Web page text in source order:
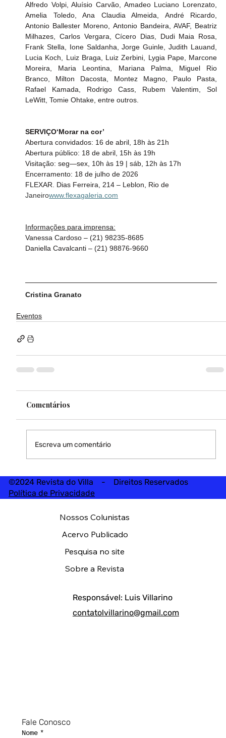
Alfredo Volpi, Aluísio Carvão, Amadeo Luciano Lorenzato,
Amelia Toledo, Ana Claudia Almeida, André Ricardo,
Antonio Ballester Moreno, Antonio Bandeira, AVAF, Beatriz
Milhazes, Carlos Vergara, Cícero Dias, Dudi Maia Rosa,
Frank Stella, Ione Saldanha, Jorge Guinle, Judith Lauand,
Lucia Koch, Luiz Braga, Luiz Zerbini, Lygia Pape, Marcone
Moreira, Maria Leontina, Mariana Palma, Miguel Rio
Branco, Milton Dacosta, Montez Magno, Paulo Pasta,
Rafael Kamada, Rodrigo Cass, Rubem Valentim, Sol
LeWitt, Tomie Ohtake, entre outros.
SERVIÇO‘Morar na cor’
Abertura convidados: 16 de abril, 18h às 21h
Abertura público: 18 de abril, 15h às 19h
Visitação: seg—sex, 10h às 19 | sáb, 12h às 17h
Encerramento: 18 de julho de 2026
FLEXAR. Dias Ferreira, 214 – Leblon, Rio de
Janeirowww.flexagaleria.com
Informações para imprensa:
Vanessa Cardoso – (21) 98235-8685
Daniella Cavalcanti – (21) 98876-9660
Cristina Granato
Eventos
Comentários
Escreva um comentário
©2024 Revista do Villa - Direitos Reservados
Política de Privacidade
Fale Conosco
Nome *
Responsável: Luis Villarino
contatolvillarino@gmail.com
Nossos Colunistas
Acervo Publicado
Pesquisa no site
Sobre a Revista